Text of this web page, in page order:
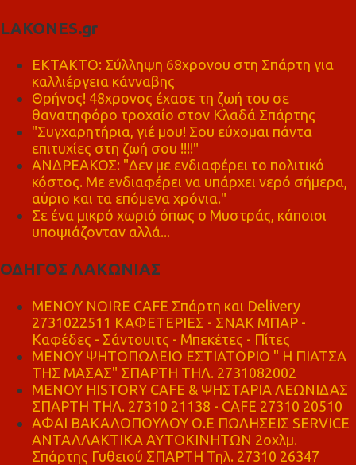
LAKONES.gr
ΕΚΤΑΚΤΟ: Σύλληψη 68χρονου στη Σπάρτη για
καλλιέργεια κάνναβης
Θρήνος! 48χρονος έχασε τη ζωή του σε
θανατηφόρο τροχαίο στον Κλαδά Σπάρτης
"Συγχαρητήρια, γιέ μου! Σου εύχομαι πάντα
επιτυχίες στη ζωή σου !!!!"
ΑΝΔΡΕΑΚΟΣ: "Δεν με ενδιαφέρει το πολιτικό
κόστος. Με ενδιαφέρει να υπάρχει νερό σήμερα,
αύριο και τα επόμενα χρόνια."
Σε ένα μικρό χωριό όπως ο Μυστράς, κάποιοι
υποψιάζονταν αλλά...
ΟΔΗΓΟΣ ΛΑΚΩΝΙΑΣ
MENOY NOIRE CAFE Σπάρτη και Delivery
2731022511 ΚΑΦΕΤΕΡΙΕΣ - ΣΝΑΚ ΜΠΑΡ -
Καφέδες - Σάντουιτς - Μπεκέτες - Πίτες
ΜΕΝΟΥ ΨΗΤΟΠΩΛΕΙΟ ΕΣΤΙΑΤΟΡΙΟ " Η ΠΙΑΤΣΑ
ΤΗΣ ΜΑΣΑΣ" ΣΠΑΡΤΗ ΤΗΛ. 2731082002
ΜΕΝΟΥ HISTORY CAFE & ΨΗΣΤΑΡΙΑ ΛΕΩΝΙΔΑΣ
ΣΠΑΡΤΗ ΤΗΛ. 27310 21138 - CAFE 27310 20510
ΑΦΑΙ ΒΑΚΑΛΟΠΟΥΛΟΥ Ο.Ε ΠΩΛΗΣΕΙΣ SERVICE
ΑΝΤΑΛΛΑΚΤΙΚΑ ΑΥΤΟΚΙΝΗΤΩΝ 2οχλμ.
Σπάρτης Γυθειού ΣΠΑΡΤΗ Τηλ. 27310 26347